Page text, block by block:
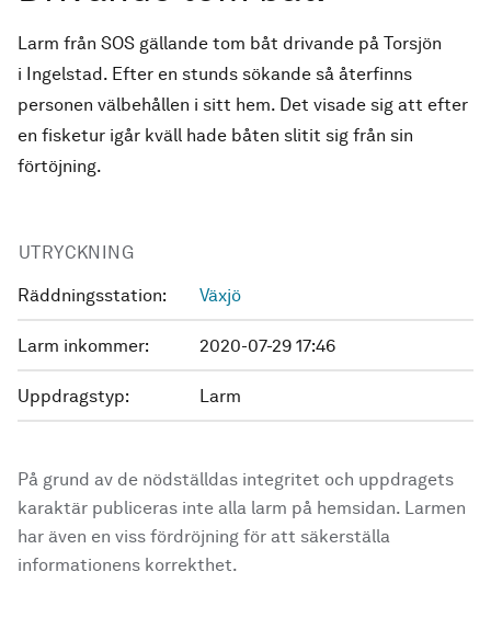
Larm från SOS gällande tom båt drivande på Torsjön
i Ingelstad. Efter en stunds sökande så återfinns
personen välbehållen i sitt hem. Det visade sig att efter
en fisketur igår kväll hade båten slitit sig från sin
förtöjning.
UTRYCKNING
Räddningsstation: Växjö
Larm inkommer: 2020-07-29 17:46
Uppdragstyp: Larm
På grund av de nödställdas integritet och uppdragets
karaktär publiceras inte alla larm på hemsidan. Larmen
har även en viss fördröjning för att säkerställa
informationens korrekthet.